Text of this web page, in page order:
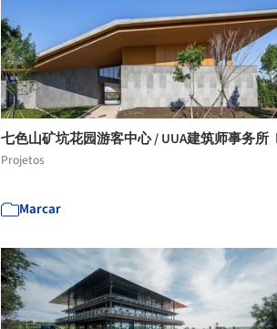
七色山矿坑花园游客中心 / UUA建筑师事务所
Projetos
Marcar